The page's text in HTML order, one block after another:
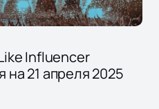
Influencer
на 21 апреля 2025